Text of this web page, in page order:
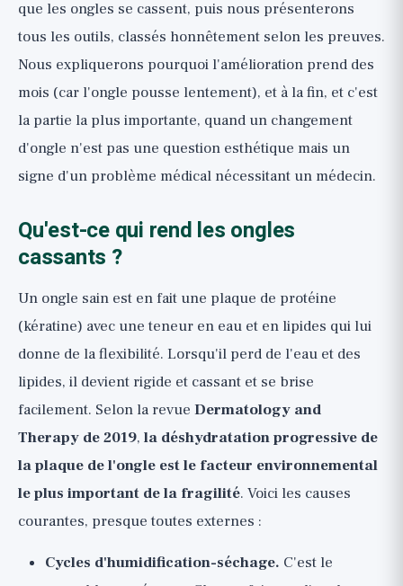
que les ongles se cassent, puis nous présenterons
tous les outils, classés honnêtement selon les preuves.
Nous expliquerons pourquoi l'amélioration prend des
mois (car l'ongle pousse lentement), et à la fin, et c'est
la partie la plus importante, quand un changement
d'ongle n'est pas une question esthétique mais un
signe d'un problème médical nécessitant un médecin.
Qu'est-ce qui rend les ongles
cassants ?
Un ongle sain est en fait une plaque de protéine
(kératine) avec une teneur en eau et en lipides qui lui
donne de la flexibilité. Lorsqu'il perd de l'eau et des
lipides, il devient rigide et cassant et se brise
facilement. Selon la revue Dermatology and
Therapy de 2019, la déshydratation progressive de
la plaque de l'ongle est le facteur environnemental
le plus important de la fragilité. Voici les causes
courantes, presque toutes externes :
Cycles d'humidification-séchage. C'est le